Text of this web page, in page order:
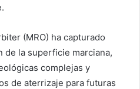
(MRO) ha capturado
de la superficie marciana,
complejas y
de aterrizaje para futuras